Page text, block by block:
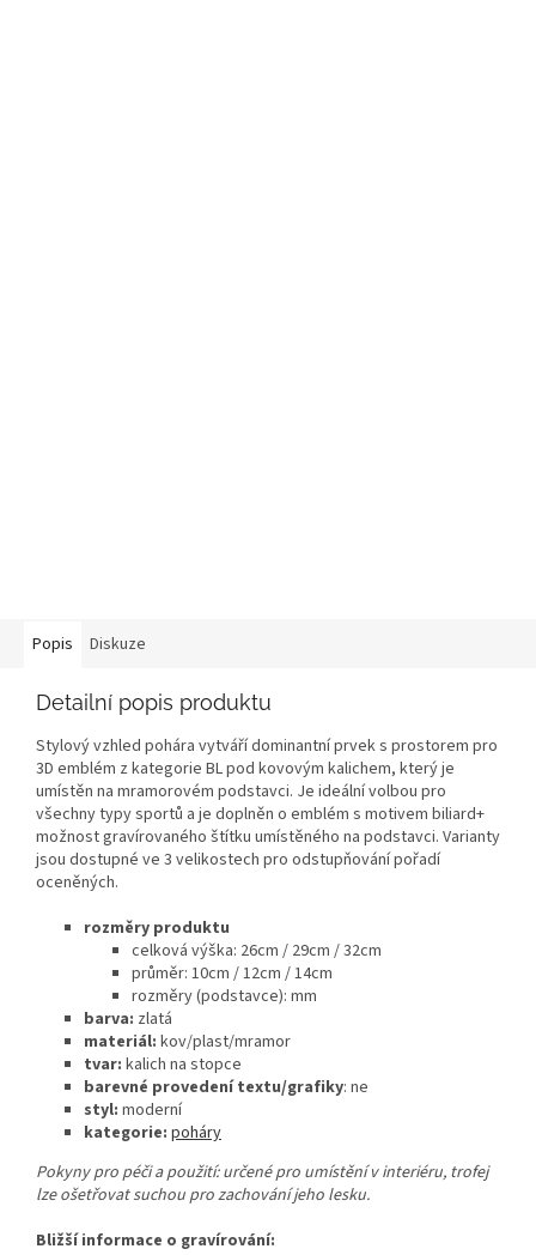
Popis Diskuze
Detailní popis produktu
Stylový vzhled pohára vytváří dominantní prvek s prostorem pro
3D emblém z kategorie BL pod kovovým kalichem, který je
umístěn na mramorovém podstavci. Je ideální volbou pro
všechny typy sportů a je doplněn o emblém s motivem biliard+
možnost gravírovaného štítku umístěného na podstavci. Varianty
jsou dostupné ve 3 velikostech pro odstupňování pořadí
oceněných.
rozměry produktu
celková výška: 26cm / 29cm / 32cm
průměr: 10cm / 12cm / 14cm
rozměry (podstavce): mm
barva: zlatá
materiál: kov/plast/mramor
tvar: kalich na stopce
barevné provedení textu/grafiky: ne
styl: moderní
kategorie: poháry
Pokyny pro péči a použití: určené pro umístění v interiéru, trofej
lze ošetřovat suchou pro zachování jeho lesku.
Bližší informace o gravírování: